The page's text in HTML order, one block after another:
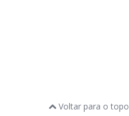
Voltar para o topo